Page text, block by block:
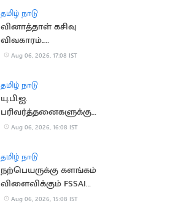
தமிழ் நாடு
வினாத்தாள் கசிவு
விவகாரம்..
ஜார்க்கண்டில் 13-வது
உண்ணாவிரதம்
Aug 06, 2026, 17:08 IST
தமிழ் நாடு
யு.பி.ஐ.
பரிவர்த்தனைகளுக்கு
மீண்டும் கட்டணம்?
Aug 06, 2026, 16:08 IST
தமிழ் நாடு
நற்பெயருக்கு களங்கம்
விளைவிக்கும் FSSAI
உத்தரவு: டாபர்
Aug 06, 2026, 15:08 IST